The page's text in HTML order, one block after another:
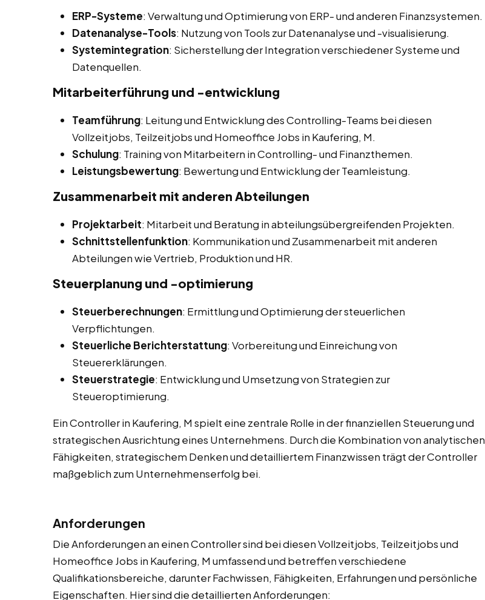
ERP-Systeme: Verwaltung und Optimierung von ERP- und anderen Finanzsystemen.
Datenanalyse-Tools: Nutzung von Tools zur Datenanalyse und -visualisierung.
Systemintegration: Sicherstellung der Integration verschiedener Systeme und
Datenquellen.
Mitarbeiterführung und -entwicklung
Teamführung: Leitung und Entwicklung des Controlling-Teams bei diesen
Vollzeitjobs, Teilzeitjobs und Homeoffice Jobs in Kaufering, M.
Schulung: Training von Mitarbeitern in Controlling- und Finanzthemen.
Leistungsbewertung: Bewertung und Entwicklung der Teamleistung.
Zusammenarbeit mit anderen Abteilungen
Projektarbeit: Mitarbeit und Beratung in abteilungsübergreifenden Projekten.
Schnittstellenfunktion: Kommunikation und Zusammenarbeit mit anderen
Abteilungen wie Vertrieb, Produktion und HR.
Steuerplanung und -optimierung
Steuerberechnungen: Ermittlung und Optimierung der steuerlichen
Verpflichtungen.
Steuerliche Berichterstattung: Vorbereitung und Einreichung von
Steuererklärungen.
Steuerstrategie: Entwicklung und Umsetzung von Strategien zur
Steueroptimierung.
Ein Controller in Kaufering, M spielt eine zentrale Rolle in der finanziellen Steuerung und
strategischen Ausrichtung eines Unternehmens. Durch die Kombination von analytischen
Fähigkeiten, strategischem Denken und detailliertem Finanzwissen trägt der Controller
maßgeblich zum Unternehmenserfolg bei.
Anforderungen
Die Anforderungen an einen Controller sind bei diesen Vollzeitjobs, Teilzeitjobs und
Homeoffice Jobs in Kaufering, M umfassend und betreffen verschiedene
Qualifikationsbereiche, darunter Fachwissen, Fähigkeiten, Erfahrungen und persönliche
Eigenschaften. Hier sind die detaillierten Anforderungen: